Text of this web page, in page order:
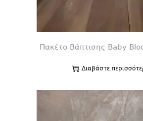
Πακέτο Βάπτισης Baby
Διαβάστε